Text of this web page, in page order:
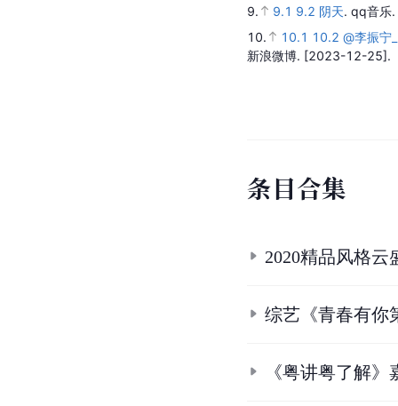
9.
9.1 9.2 阴天. qq音乐.
10.
10.1 10.2 @李振宁
新浪微博. [2023-12-25].
条目合集
2020精品风格云
综艺《青春有你
《粤讲粤了解》